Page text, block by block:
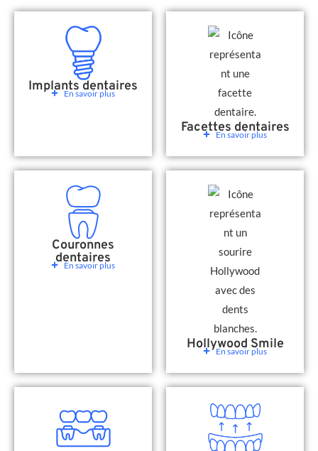
Implants dentaires
En savoir plus
Facettes dentaires
En savoir plus
Couronnes
dentaires
En savoir plus
Hollywood Smile
En savoir plus